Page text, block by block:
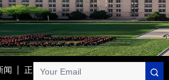
闻
正